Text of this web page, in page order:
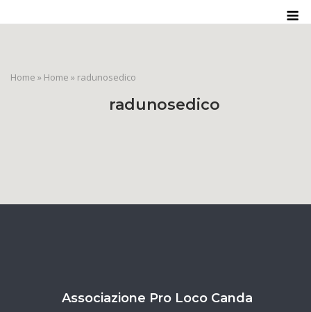
to
Home » Home » radunosedico
radunosedico
Associazione Pro Loco Canda